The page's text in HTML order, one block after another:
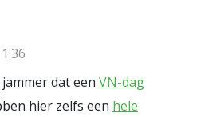
dat een VN-dag
hier zelfs een hele